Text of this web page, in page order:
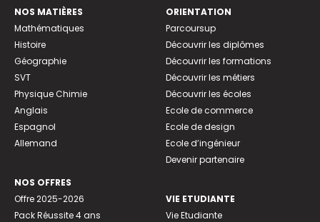
NOS MATIÈRES
Mathématiques
Histoire
Géographie
SVT
Physique Chimie
Anglais
Espagnol
Allemand
NOS OFFRES
Offre 2025-2026
Pack Réussite 4 ans
ORIENTATION
Parcoursup
Découvrir les diplômes
Découvrir les formations
Découvrir les métiers
Découvrir les écoles
Ecole de commerce
Ecole de design
Ecole d’ingénieur
Devenir partenaire
VIE ETUDIANTE
Vie Etudiante